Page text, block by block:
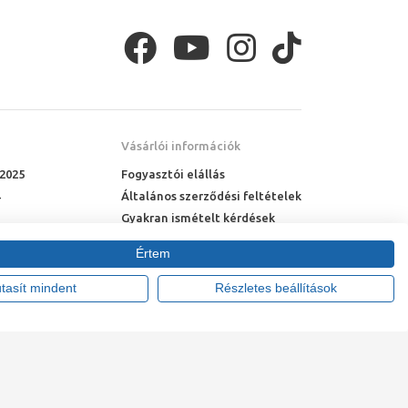
Vásárlói információk
Fogyasztói elállás
Általános szerződési feltételek
Gyakran ismételt kérdések
Online rendelés menete
Fizetési feltételek
Értem
mindent Részletes beállítások